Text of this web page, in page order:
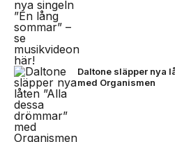
Daltone släpper nya
med Organismen